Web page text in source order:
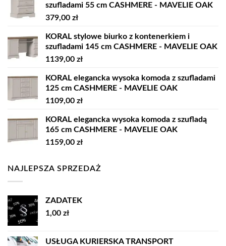
szufladami 55 cm CASHMERE - MAVELIE OAK
379,00 zł
KORAL stylowe biurko z kontenerkiem i
szufladami 145 cm CASHMERE - MAVELIE OAK
1139,00 zł
KORAL elegancka wysoka komoda z szufladami
125 cm CASHMERE - MAVELIE OAK
1109,00 zł
KORAL elegancka wysoka komoda z szufladą
165 cm CASHMERE - MAVELIE OAK
1159,00 zł
NAJLEPSZA SPRZEDAŻ
ZADATEK
1,00 zł
USŁUGA KURIERSKA TRANSPORT